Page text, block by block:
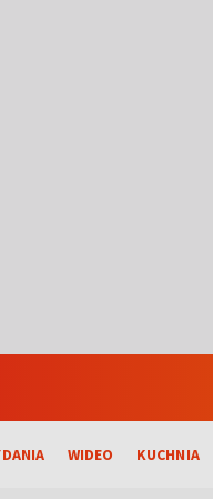
WIDEO KUCHNIA